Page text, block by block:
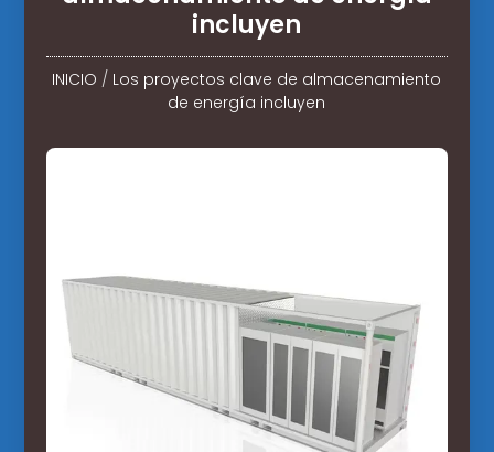
incluyen
INICIO / Los proyectos clave de almacenamiento
de energía incluyen